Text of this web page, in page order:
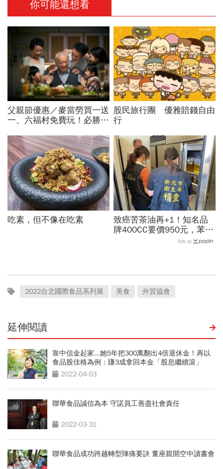
你可能還想看
父親節優惠／麥當勞買一送
一、六福村免費玩！必勝
家速食餐飲飯店好康必收
股民旅行團 優雅賠錢自由
行
吃素，但不像在吃素
致癌苦茶油再+1！知名品
牌400CC要價950元，苯駢
芘卻超標3倍…賣出131瓶
Ads by
2022台北國際食品系列展 美食 外貿協會
延伸閱讀
靠中信金起家...她5年把300萬翻出4倍退休金！再以
食品股佳格為例：賺3成拿回本金「股息繼續滾」
2022-04-03
聯華食品誠信為本 守諾員工善盡社會責任
2022-03-31
聯華食品成功跨越轉型陣痛要訣 董座親開空中讀書會